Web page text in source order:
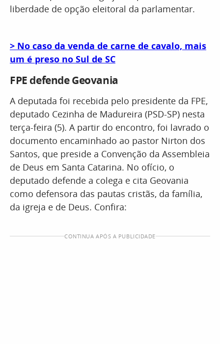
liberdade de opção eleitoral da parlamentar.
> No caso da venda de carne de cavalo, mais
um é preso no Sul de SC
FPE defende Geovania
A deputada foi recebida pelo presidente da FPE,
deputado Cezinha de Madureira (PSD-SP) nesta
terça-feira (5). A partir do encontro, foi lavrado o
documento encaminhado ao pastor Nirton dos
Santos, que preside a Convenção da Assembleia
de Deus em Santa Catarina. No ofício, o
deputado defende a colega e cita Geovania
como defensora das pautas cristãs, da família,
da igreja e de Deus. Confira:
CONTINUA APÓS A PUBLICIDADE